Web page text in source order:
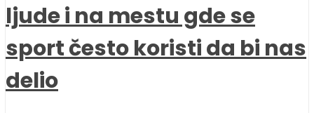
ljude i na mestu gde se
sport često koristi da bi nas
delio